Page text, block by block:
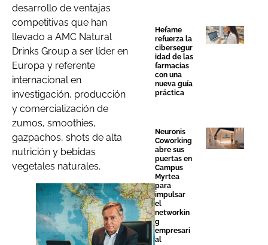
desarrollo de ventajas
competitivas que han
llevado a AMC Natural
Drinks Group a ser líder en
Europa y referente
internacional en
investigación, producción
y comercialización de
zumos, smoothies,
gazpachos, shots de alta
nutrición y bebidas
vegetales naturales.
Hefame
refuerza la
cibersegur
idad de las
farmacias
con una
nueva guía
práctica
Neuronis
Coworking
abre sus
puertas en
Campus
Myrtea
para
impulsar
el
networkin
g
empresari
al